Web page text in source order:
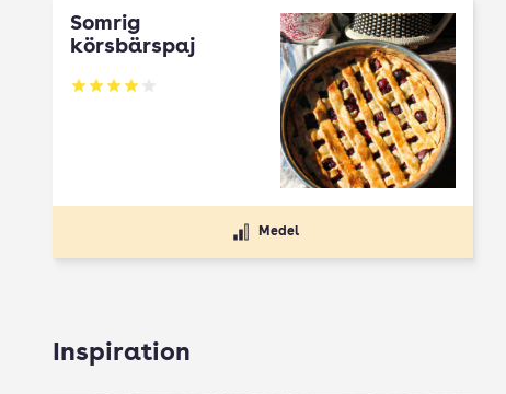
Somrig
körsbärspaj
Betyg: 4 av 5
Medel
Inspiration